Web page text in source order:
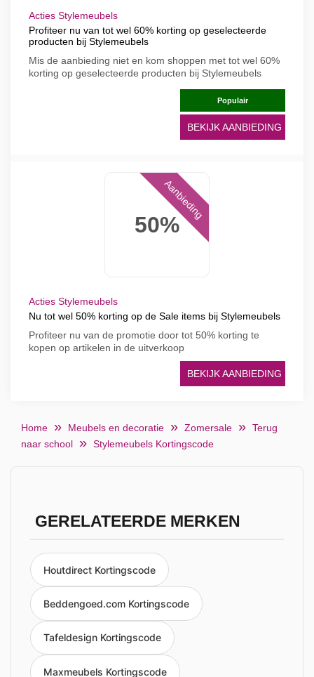
Acties Stylemeubels
Profiteer nu van tot wel 60% korting op geselecteerde
producten bij Stylemeubels
Mis de aanbieding niet en kom shoppen met tot wel 60%
korting op geselecteerde producten bij Stylemeubels
Populair
BEKIJK AANBIEDING
50%
Aanbieding
Acties Stylemeubels
Nu tot wel 50% korting op de Sale items bij Stylemeubels
Profiteer nu van de promotie door tot 50% korting te
kopen op artikelen in de uitverkoop
BEKIJK AANBIEDING
Home Meubels en decoratie Zomersale
Terug
naar school
Stylemeubels Kortingscode
GERELATEERDE MERKEN
Houtdirect Kortingscode
Beddengoed.com Kortingscode
Tafeldesign Kortingscode
Maxmeubels Kortingscode